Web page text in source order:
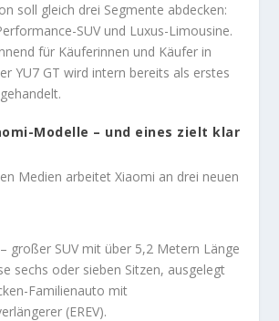
soll gleich drei Segmente abdecken:
SUV und Luxus-Limousine.
für Käuferinnen und Käufer in
YU7 GT wird intern bereits als erstes
Modelle – und eines zielt klar
Medien arbeitet Xiaomi an drei neuen
großer SUV mit über 5,2 Metern Länge
sechs oder sieben Sitzen, ausgelegt
Familienauto mit
(EREV).